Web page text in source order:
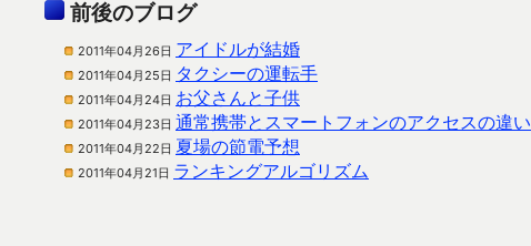
前後のブログ
2011年04月26日 アイドルが結婚
2011年04月25日 タクシーの運転手
2011年04月24日 お父さんと子供
2011年04月23日 通常携帯とスマートフォンのアクセスの違い
2011年04月22日 夏場の節電予想
2011年04月21日 ランキングアルゴリズム